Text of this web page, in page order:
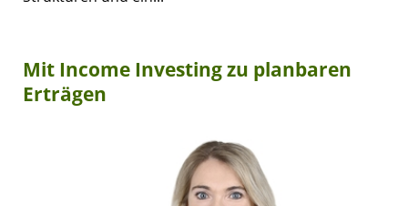
Mit Income Investing zu planbaren
Erträgen